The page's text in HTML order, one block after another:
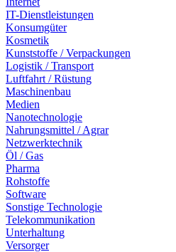
IT-Dienstleistungen
Konsumgüter
Kosmetik
Kunststoffe / Verpackungen
Logistik / Transport
Luftfahrt / Rüstung
Maschinenbau
Medien
Nanotechnologie
Nahrungsmittel / Agrar
Netzwerktechnik
Öl / Gas
Pharma
Rohstoffe
Software
Sonstige Technologie
Telekommunikation
Unterhaltung
Versorger